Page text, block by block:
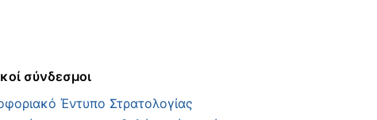
σύνδεσμοι
Έντυπο Στρατολογίας